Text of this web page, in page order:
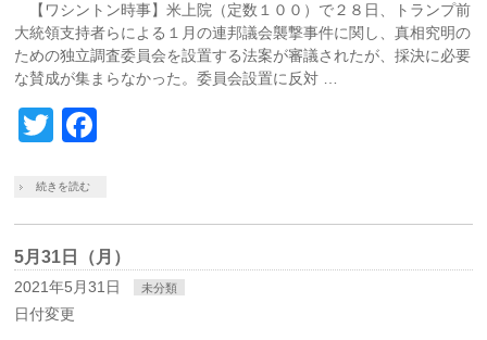
【ワシントン時事】米上院（定数１００）で２８日、トランプ前
大統領支持者らによる１月の連邦議会襲撃事件に関し、真相究明の
ための独立調査委員会を設置する法案が審議されたが、採決に必要
な賛成が集まらなかった。委員会設置に反対 …
Twitter
続きを読む
5月31日（月）
2021年5月31日 未分類
日付変更